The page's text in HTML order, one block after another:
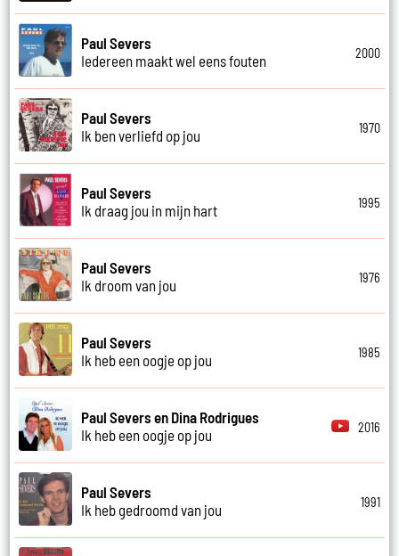
Paul Severs
Iedereen maakt wel eens fouten
2000
Paul Severs
Ik ben verliefd op jou
1970
Paul Severs
Ik draag jou in mijn hart
1995
Paul Severs
Ik droom van jou
1976
Paul Severs
Ik heb een oogje op jou
1985
Paul Severs en Dina Rodrigues
Ik heb een oogje op jou
2016
Paul Severs
Ik heb gedroomd van jou
1991